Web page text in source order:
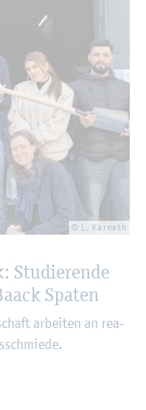
© L. Kar­nath
Stu­die­ren­de
Spa­ten
ar­bei­ten an rea­